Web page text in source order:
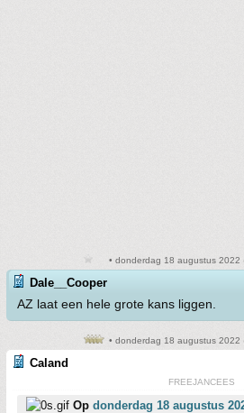
• donderdag 18 augustus 2022
Dale__Cooper
AZ laat een hele grote kans liggen.
• donderdag 18 augustus 2022
Caland
FREEJANCEES
Op donderdag 18 augustus